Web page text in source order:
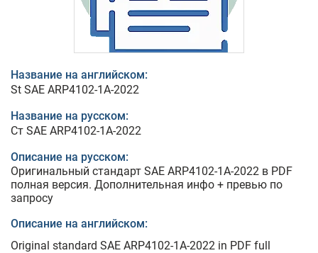
Название на английском:
St SAE ARP4102-1A-2022
Название на русском:
Ст SAE ARP4102-1A-2022
Описание на русском:
Оригинальный стандарт SAE ARP4102-1A-2022 в PDF
полная версия. Дополнительная инфо + превью по
запросу
Описание на английском:
Original standard SAE ARP4102-1A-2022 in PDF full